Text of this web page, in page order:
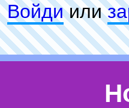
Войдиили